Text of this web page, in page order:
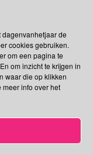
dagenvanhetjaar de
cookies gebruiken.
om een pagina te
om inzicht te krijgen in
waar die op klikken
info over het
de
|
|
|